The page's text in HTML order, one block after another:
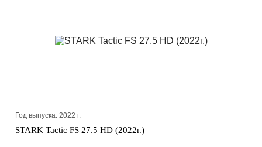
Год выпуска: 2022 г.
STARK Tactic FS 27.5 HD (2022г.)